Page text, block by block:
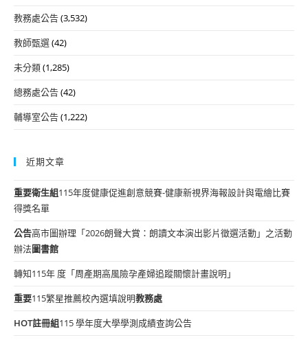
教務處公告(3,532)
教師甄選(42)
未分類(1,285)
總務處公告(42)
輔導室公告(1,222)
近期文章
重要衛生組115年度健康促進創意競賽-健康新視界海報設計與電繪比賽
得獎名單
公告高市圖辦理「2026朗聲大賞：朗讀文本演出影片徵選活動」之活動
辦法圖書館
轉知115年 度「周產期高風險孕產婦追蹤關懷計畫說明」
重要115繁星推薦校內選填說明教務處
HOT註冊組115 學年度大學學測成績查詢公告